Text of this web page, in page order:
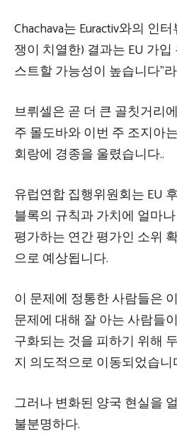
Chachava는 Euractiv와의 인
쟁이 치열한) 결과는 EU 가
스트할 가능성이 높습니다”
브뤼셀은 곧 더 큰 골칫거리
주 몰도바와 이번 주 조지아
회랑에 경종을 울렸습니다..
유럽연합 집행위원회는 EU
블록의 규칙과 가치에 얼마
평가하는 연간 평가인 소위
으로 예상됩니다.
이 문제에 정통한 사람들은
문제에 대해 잘 아는 사람들
구화되는 것을 피하기 위해
지 의도적으로 이동되었습니
그러나 변화된 양국 현실을
불분명하다.